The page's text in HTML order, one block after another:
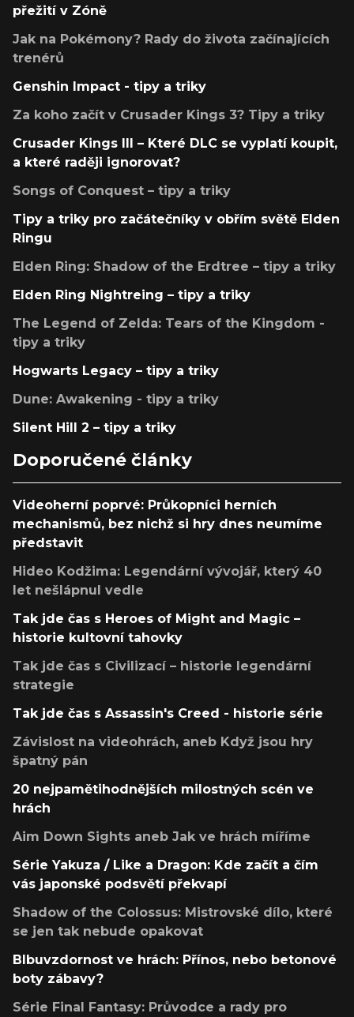
přežití v Zóně
Jak na Pokémony? Rady do života začínajících
trenérů
Genshin Impact - tipy a triky
Za koho začít v Crusader Kings 3? Tipy a triky
Crusader Kings III – Které DLC se vyplatí koupit,
a které raději ignorovat?
Songs of Conquest – tipy a triky
Tipy a triky pro začátečníky v obřím světě Elden
Ringu
Elden Ring: Shadow of the Erdtree – tipy a triky
Elden Ring Nightreing – tipy a triky
The Legend of Zelda: Tears of the Kingdom -
tipy a triky
Hogwarts Legacy – tipy a triky
Dune: Awakening - tipy a triky
Silent Hill 2 – tipy a triky
Doporučené články
Videoherní poprvé: Průkopníci herních
mechanismů, bez nichž si hry dnes neumíme
představit
Hideo Kodžima: Legendární vývojář, který 40
let nešlápnul vedle
Tak jde čas s Heroes of Might and Magic –
historie kultovní tahovky
Tak jde čas s Civilizací – historie legendární
strategie
Tak jde čas s Assassin's Creed - historie série
Závislost na videohrách, aneb Když jsou hry
špatný pán
20 nejpamětihodnějších milostných scén ve
hrách
Aim Down Sights aneb Jak ve hrách míříme
Série Yakuza / Like a Dragon: Kde začít a čím
vás japonské podsvětí překvapí
Shadow of the Colossus: Mistrovské dílo, které
se jen tak nebude opakovat
Blbuvzdornost ve hrách: Přínos, nebo betonové
boty zábavy?
Série Final Fantasy: Průvodce a rady pro